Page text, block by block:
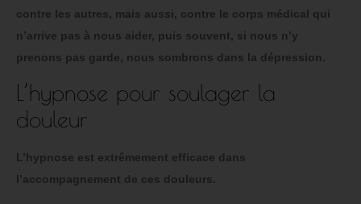
contre les autres, mais aussi, contre le corps médical qui
n’arrive pas à nous aider, puis souvent, si nous n’y
prenons pas garde, nous sombrons dans la dépression.
L’hypnose pour soulager la
douleur
L’hypnose est extrêmement efficace dans
l’accompagnement de ces douleurs.